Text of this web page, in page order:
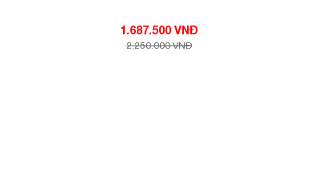
1.687.500 VNĐ
2.250.000 VNĐ